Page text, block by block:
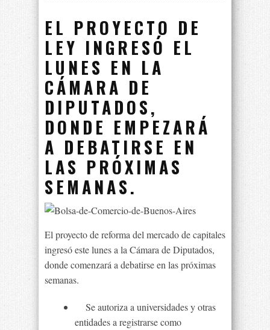
EL PROYECTO DE
LEY INGRESÓ EL
LUNES EN LA
CÁMARA DE
DIPUTADOS,
DONDE EMPEZARÁ
A DEBATIRSE EN
LAS PRÓXIMAS
SEMANAS.
El proyecto de reforma del mercado de capitales
ingresó este lunes a la Cámara de Diputados,
donde comenzará a debatirse en las próximas
semanas.
Se autoriza a universidades y otras
entidades a registrarse como